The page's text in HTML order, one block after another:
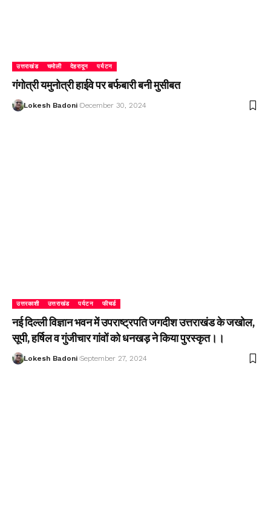
उत्तराखंड चमोली देहरादून पर्यटन
गंगोत्री यमुनोत्री हाईवे पर बर्फबारी बनी मुसीबत
Lokesh Badoni December 30, 2024
उत्तरकाशी उत्तराखंड पर्यटन फीचर्ड
नई दिल्ली विज्ञान भवन में उपराष्ट्रपति जगदीश उत्तराखंड के जखोल,
सूपी, हर्षिल व गुंजीचार गांवों को धनखड़ ने किया पुरस्कृत।।
Lokesh Badoni September 27, 2024